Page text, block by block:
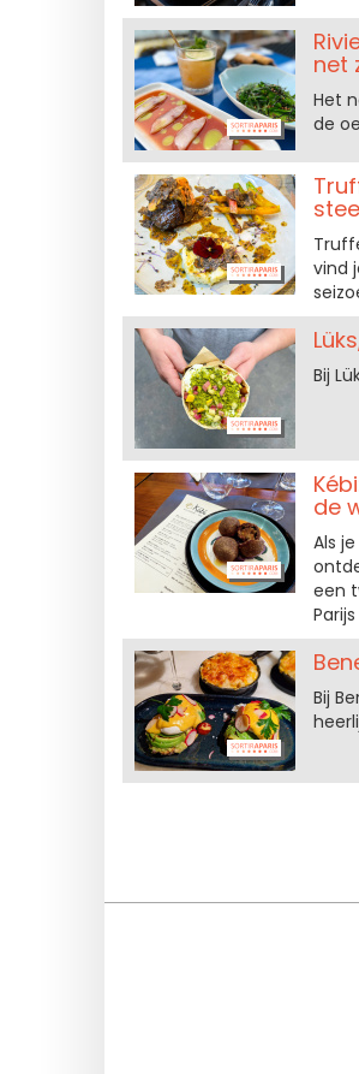
net
Het
de
vind
Bij
de
Als
een
Bij